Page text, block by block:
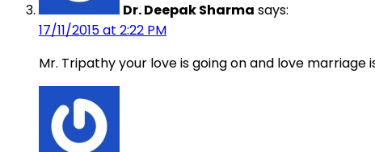
Dr. Deepak Sharma says:
17/11/2015 at 2:22 PM
Mr. Tripathy your love is going on and love marriage